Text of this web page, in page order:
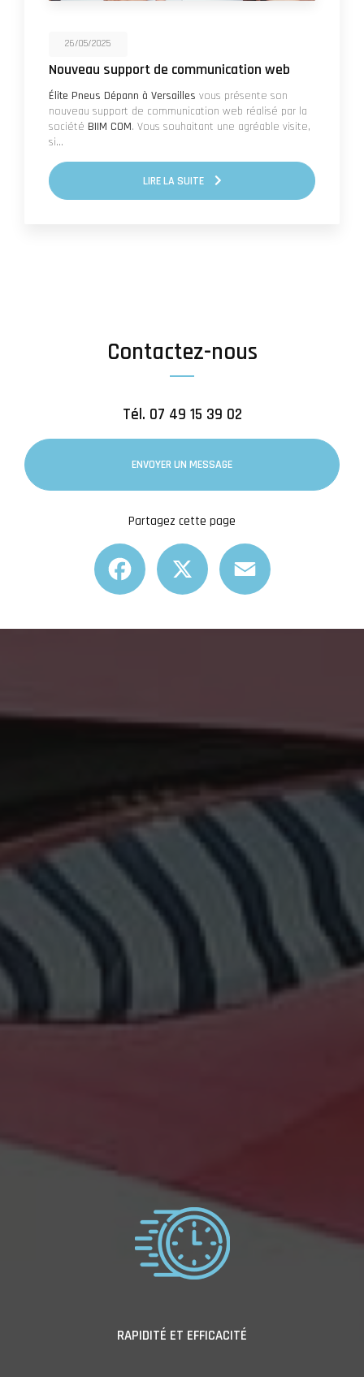
26/05/2025
Nouveau support de communication web
Élite Pneus Dépann à Versailles vous présente son
nouveau support de communication web réalisé par la
société BIIM COM. Vous souhaitant une agréable visite,
si…
LIRE LA SUITE
Contactez-nous
Tél. 07 49 15 39 02
ENVOYER UN MESSAGE
Partagez cette page
Facebook
RAPIDITÉ ET EFFICACITÉ